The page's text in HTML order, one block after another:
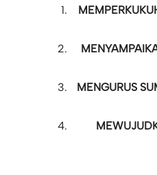
MENGURUS